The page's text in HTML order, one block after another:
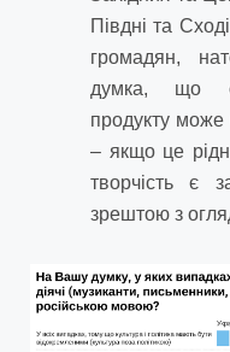
Півдні та
громадян,
думка, що
продукту
– якщо це
творчість є
зрештою з